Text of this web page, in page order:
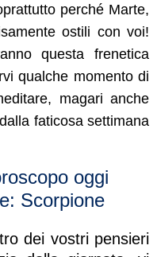
perché Marte,
ostili con voi!
questa frenetica
qualche momento di
magari anche
faticosa settimana
oggi
Scorpione
dei vostri pensieri